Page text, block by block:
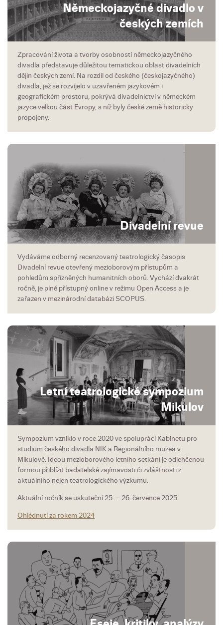
Německojazyčné divadlo v
českých zemích
Zpracování života a tvorby osobností německojazyčného
divadla představuje důležitou tematickou oblast divadelních
dějin českých zemí. Na rozdíl od českého (českojazyčného)
divadla, jež se rozvíjelo v uzavřeném jazykovém i
geografickém prostoru, pokrývá divadelnictví v německém
jazyce velkou část Evropy, s níž byly české země historicky
propojeny.
Divadelní revue
Vydáváme odborný recenzovaný teatrologický časopis
Divadelní revue otevřený mezioborovým přístupům a
pohledům spřízněných humanitních oborů. Vychází dvakrát
ročně, je plně přístupný online v režimu Open Access a je
zařazen v mezinárodní databázi SCOPUS.
Letní teatrologické sympozium
Mikulov
Sympozium vzniklo v roce 2020 ve spolupráci Kabinetu pro
studium českého divadla NIK a Regionálního muzea v
Mikulově. Ideou mezioborového letního setkání je odlehčenou
formou přiblížit badatelské zajímavosti či zvláštnosti z
aktuálního nejen teatrologického výzkumu.
Aktuální ročník se uskuteční 25. – 26. července 2025.
Ohlédnutí za rokem 2024